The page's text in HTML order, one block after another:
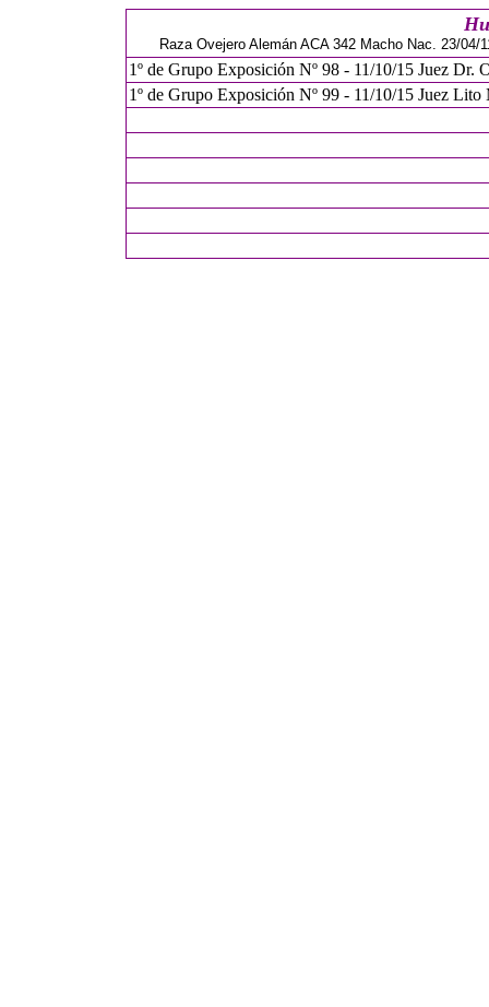
Raza Ovejero Alemán ACA 342 Macho Nac. 23/
1º de Grupo Exposición Nº 98 - 11/10/15 Juez Dr.
1º de Grupo Exposición Nº 99 - 11/10/15 Juez